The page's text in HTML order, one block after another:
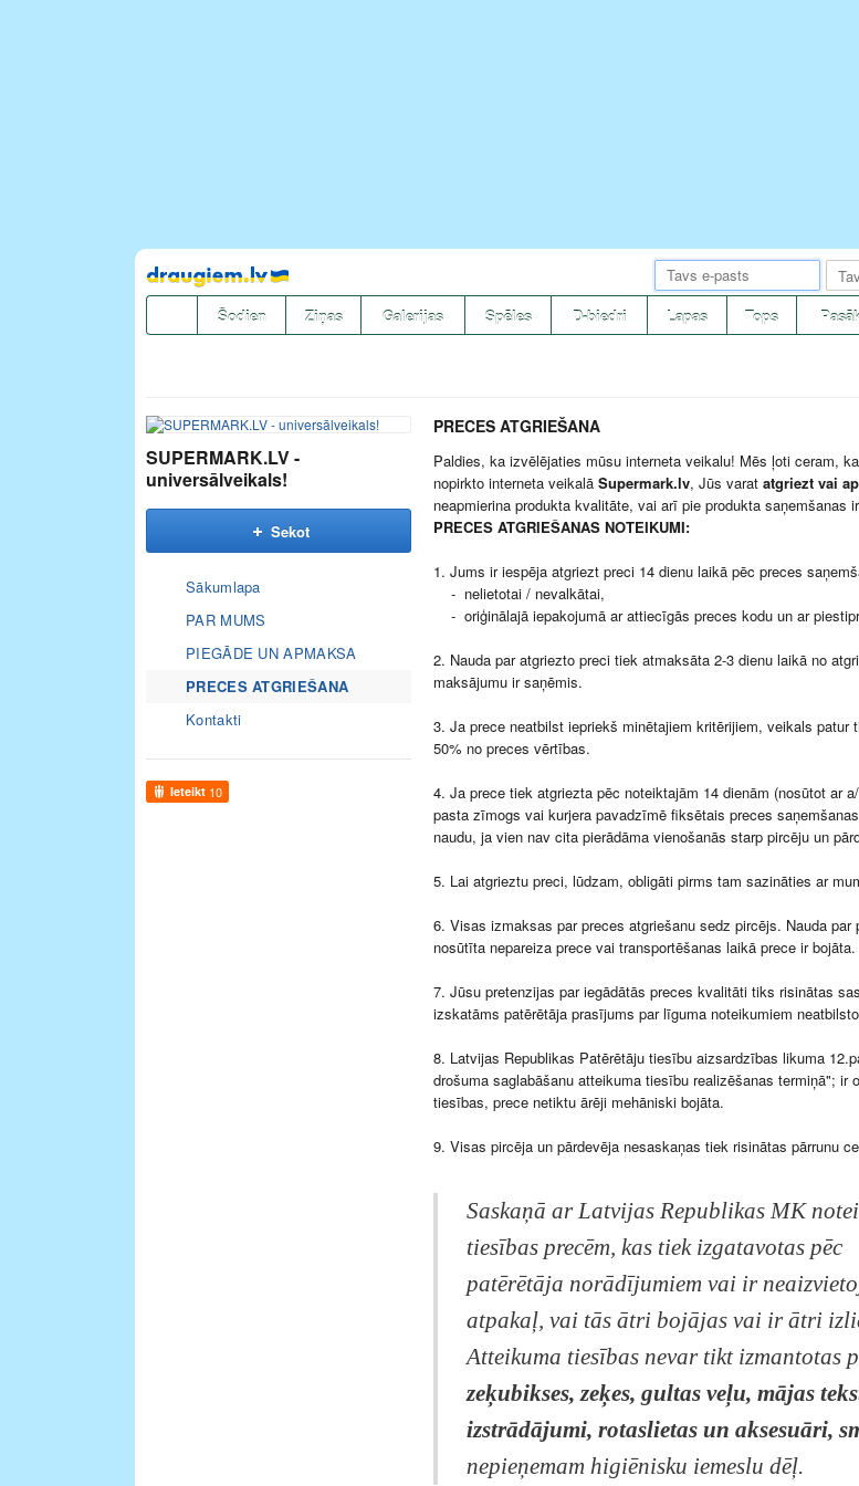
Pāriet
uz
saturu
Šodien Ziņas Galerijas Spēles D-biedri Lapas Tops
SUPERMARK.LV -
universālveikals!
Sekot
Sākumlapa
PAR MUMS
PIEGĀDE UN APMAKSA
PRECES ATGRIEŠANA
Kontakti
Ieteikt 10
PRECES ATGRIEŠANA
Paldies, ka izvēlējaties mūsu interneta veikalu! Mēs ļoti ceram,
nopirkto interneta veikalā Supermark.lv, Jūs varat atgriezt vai
neapmierina produkta kvalitāte, vai arī pie produkta saņemšanas
PRECES ATGRIEŠANAS NOTEIKUMI:
1. Jums ir iespēja atgriezt preci 14 dienu laikā pēc preces
- nelietotai / nevalkātai,
- oriģinālajā iepakojumā ar attiecīgās preces kodu un ar
2. Nauda par atgriezto preci tiek atmaksāta 2-3 dienu laikā no
maksājumu ir saņēmis.
3. Ja prece neatbilst iepriekš minētajiem kritērijiem, veikals
50% no preces vērtības.
4. Ja prece tiek atgriezta pēc noteiktajām 14 dienām (nosūtot ar
pasta zīmogs vai kurjera pavadzīmē fiksētais preces
naudu, ja vien nav cita pierādāma vienošanās starp pircēju un
5. Lai atgrieztu preci, lūdzam, obligāti pirms tam sazināties ar
6. Visas izmaksas par preces atgriešanu sedz pircējs. Nauda
nosūtīta nepareiza prece vai transportēšanas laikā prece ir bojāta.
7. Jūsu pretenzijas par iegādātās preces kvalitāti tiks risinātas
izskatāms patērētāja prasījums par līguma noteikumiem
8. Latvijas Republikas Patērētāju tiesību aizsardzības likuma
drošuma saglabāšanu atteikuma tiesību realizēšanas termiņā";
tiesības, prece netiktu ārēji mehāniski bojāta.
9. Visas pircēja un pārdevēja nesaskaņas tiek risinātas pārrunu
Saskaņā ar Latvijas Republikas MK
tiesības precēm, kas tiek izgatavotas pēc
patērētāja norādījumiem vai ir
atpakaļ, vai tās ātri bojājas vai ir ātri
Atteikuma tiesības nevar tikt izmantotas
zeķubikses, zeķes, gultas veļu, mājas
izstrādājumi, rotaslietas un aksesuāri,
nepieņemam higiēnisku iemeslu dēļ.